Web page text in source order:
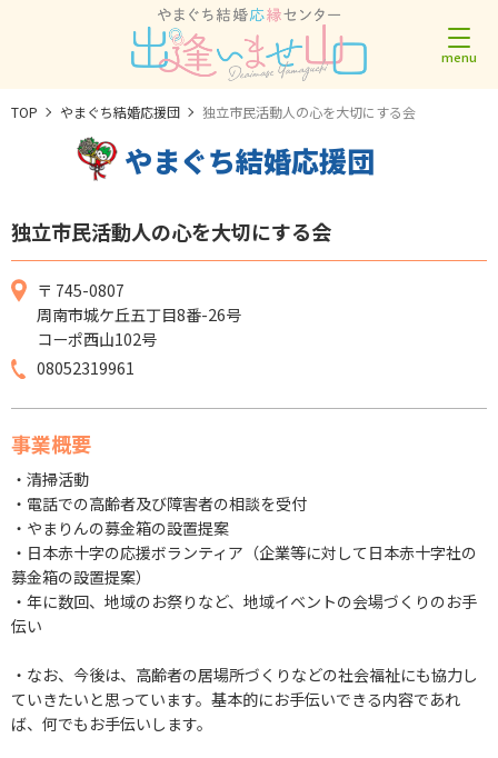
TOP やまぐち結婚応援団 独立市民活動人の心を大切にする会
やまぐち結婚応援団
独立市民活動人の心を大切にする会
〒 745-0807
周南市城ケ丘五丁目8番-26号
コーポ西山102号
08052319961
事業概要
・清掃活動
・電話での高齢者及び障害者の相談を受付
・やまりんの募金箱の設置提案
・日本赤十字の応援ボランティア（企業等に対して日本赤十字社の
募金箱の設置提案）
・年に数回、地域のお祭りなど、地域イベントの会場づくりのお手
伝い
・なお、今後は、高齢者の居場所づくりなどの社会福祉にも協力し
ていきたいと思っています。基本的にお手伝いできる内容であれ
ば、何でもお手伝いします。